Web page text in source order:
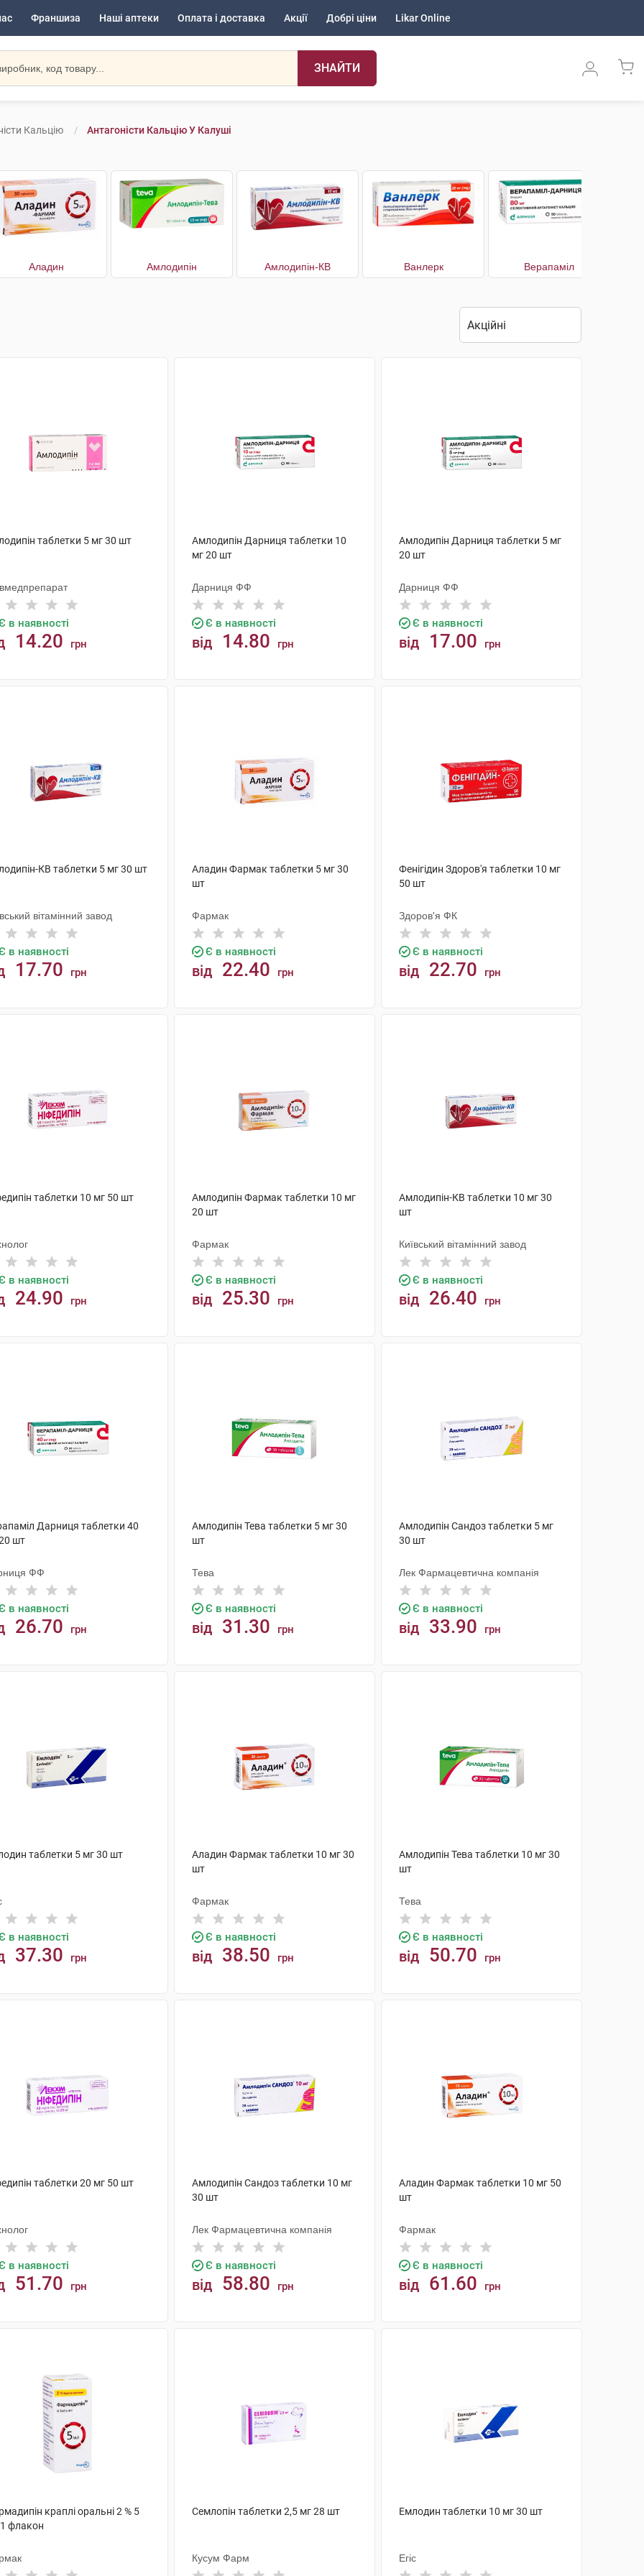
Франшиза Наші аптеки Оплата і доставка Акції Добрі ціни Likar Online
ЗНАЙТИ
Кальцію Антагоністи Кальцію У Калуші
Аладин Амлодипін Амлодипін-КВ Ванлерк Верапаміл
таблетки 5 мг 30 шт
в наявності
14.20 грн
Амлодипін Дарниця таблетки 10
мг 20 шт
Дарниця ФФ
Є в наявності
від 14.80 грн
Амлодипін Дарниця таблетки 5 мг
20 шт
Дарниця ФФ
Є в наявності
від 17.00 грн
КВ таблетки 5 мг 30 шт
вітамінний завод
в наявності
17.70 грн
Аладин Фармак таблетки 5 мг 30
шт
Фармак
Є в наявності
від 22.40 грн
Фенігідин Здоров'я таблетки 10 мг
50 шт
Здоров'я ФК
Є в наявності
від 22.70 грн
таблетки 10 мг 50 шт
в наявності
24.90 грн
Амлодипін Фармак таблетки 10 мг
20 шт
Фармак
Є в наявності
від 25.30 грн
Амлодипін-КВ таблетки 10 мг 30
шт
Київський вітамінний завод
Є в наявності
від 26.40 грн
Дарниця таблетки 40
шт
ФФ
в наявності
26.70 грн
Амлодипін Тева таблетки 5 мг 30
шт
Тева
Є в наявності
від 31.30 грн
Амлодипін Сандоз таблетки 5 мг
30 шт
Лек Фармацевтична компанія
Є в наявності
від 33.90 грн
таблетки 5 мг 30 шт
в наявності
37.30 грн
Аладин Фармак таблетки 10 мг 30
шт
Фармак
Є в наявності
від 38.50 грн
Амлодипін Тева таблетки 10 мг 30
шт
Тева
Є в наявності
від 50.70 грн
таблетки 20 мг 50 шт
в наявності
51.70 грн
Амлодипін Сандоз таблетки 10 мг
30 шт
Лек Фармацевтична компанія
Є в наявності
від 58.80 грн
Аладин Фармак таблетки 10 мг 50
шт
Фармак
Є в наявності
від 61.60 грн
краплі оральні 2 % 5
флакон
Семлопін таблетки 2,5 мг 28 шт
Кусум Фарм
Емлодин таблетки 10 мг 30 шт
Егіс